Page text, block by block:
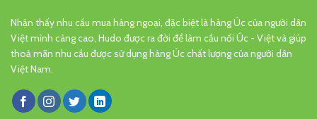
Nhận thấy nhu cầu mua hàng ngoại, đặc biệt là hàng Úc của người dân
Việt mình càng cao, Hudo được ra đời để làm cầu nối Úc - Việt và giúp
thoả mãn nhu cầu được sử dụng hàng Úc chất lượng của người dân
Việt Nam.